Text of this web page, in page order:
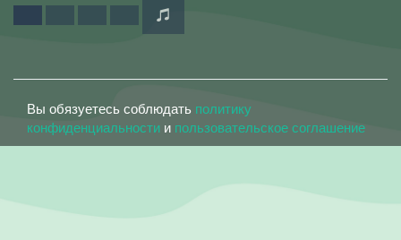
Вы обязуетесь соблюдать политику
конфиденциальности и пользовательское соглашение